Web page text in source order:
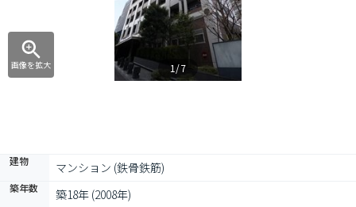
画像を拡大 1/7
建物 マンション (鉄骨鉄筋)
築年数 築18年 (2008年)